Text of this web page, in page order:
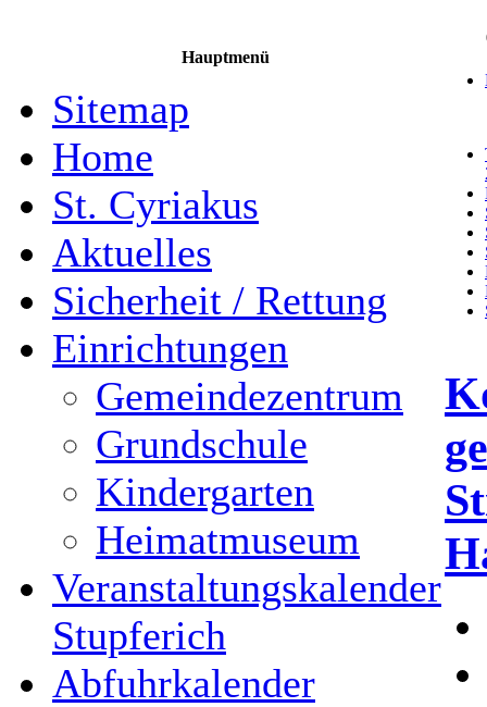
Hauptmenü
Sitemap
Home
St. Cyriakus
Aktuelles
Sicherheit / Rettung
Einrichtungen
Gemeindezentrum
Grundschule
Kindergarten
Heimatmuseum
Veranstaltungskalender
Stupferich
Abfuhrkalender